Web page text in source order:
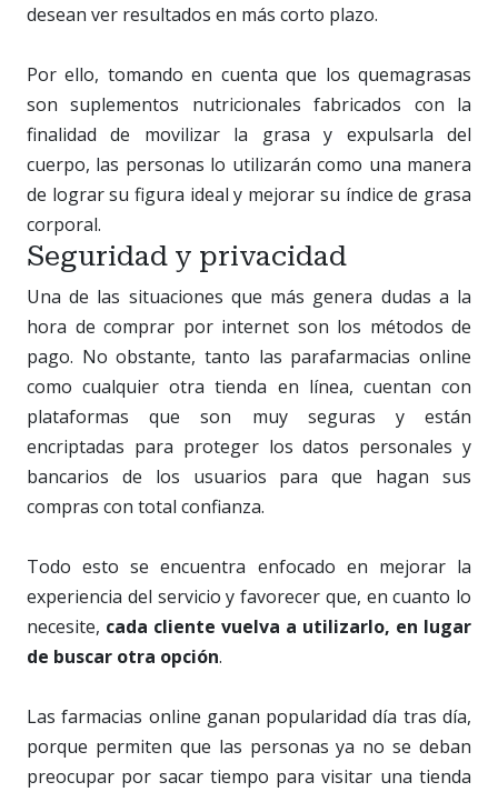
desean ver resultados en más corto plazo.
Por ello, tomando en cuenta que los quemagrasas
son suplementos nutricionales fabricados con la
finalidad de movilizar la grasa y expulsarla del
cuerpo, las personas lo utilizarán como una manera
de lograr su figura ideal y mejorar su índice de grasa
corporal.
Seguridad y privacidad
Una de las situaciones que más genera dudas a la
hora de comprar por internet son los métodos de
pago. No obstante, tanto las parafarmacias online
como cualquier otra tienda en línea, cuentan con
plataformas que son muy seguras y están
encriptadas para proteger los datos personales y
bancarios de los usuarios para que hagan sus
compras con total confianza.
Todo esto se encuentra enfocado en mejorar la
experiencia del servicio y favorecer que, en cuanto lo
necesite, cada cliente vuelva a utilizarlo, en lugar
de buscar otra opción.
Las farmacias online ganan popularidad día tras día,
porque permiten que las personas ya no se deban
preocupar por sacar tiempo para visitar una tienda